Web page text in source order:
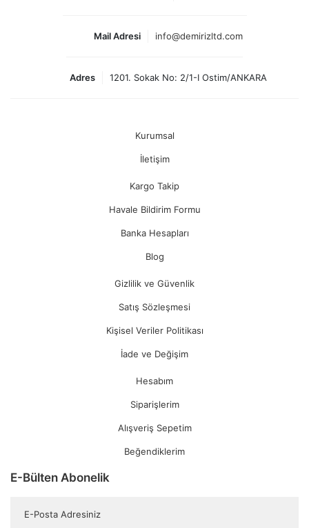
Mail Adresi info@demirizltd.com
Adres 1201. Sokak No: 2/1-I Ostim/ANKARA
Kurumsal
İletişim
Kargo Takip
Havale Bildirim Formu
Banka Hesapları
Blog
Gizlilik ve Güvenlik
Satış Sözleşmesi
Kişisel Veriler Politikası
İade ve Değişim
Hesabım
Siparişlerim
Alışveriş Sepetim
Beğendiklerim
E-Bülten Abonelik